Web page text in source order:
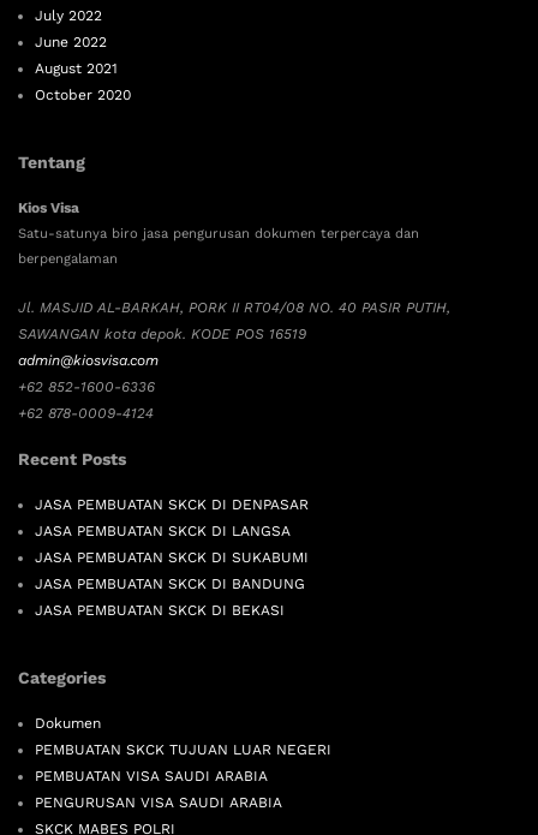
July 2022
June 2022
August 2021
October 2020
Tentang
Kios Visa
Satu-satunya biro jasa pengurusan dokumen terpercaya dan
berpengalaman
Jl. MASJID AL-BARKAH, PORK II RT04/08 NO. 40 PASIR PUTIH,
SAWANGAN kota depok. KODE POS 16519
admin@kiosvisa.com
+62 852-1600-6336
+62 878-0009-4124
Recent Posts
JASA PEMBUATAN SKCK DI DENPASAR
JASA PEMBUATAN SKCK DI LANGSA
JASA PEMBUATAN SKCK DI SUKABUMI
JASA PEMBUATAN SKCK DI BANDUNG
JASA PEMBUATAN SKCK DI BEKASI
Categories
Dokumen
PEMBUATAN SKCK TUJUAN LUAR NEGERI
PEMBUATAN VISA SAUDI ARABIA
PENGURUSAN VISA SAUDI ARABIA
SKCK MABES POLRI